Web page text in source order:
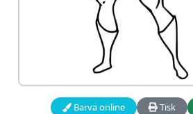
Barva online Tisk